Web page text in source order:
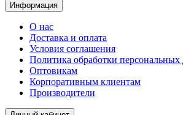
Информация
О нас
Доставка и оплата
Условия соглашения
Политика обработки
Оптовикам
Корпоративным клиентам
Производители